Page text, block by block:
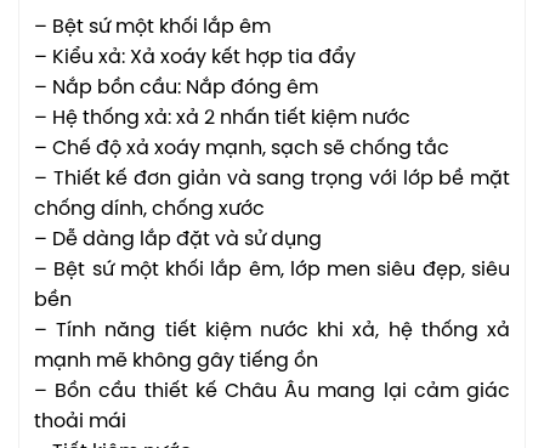
– Bệt sứ một khối lắp êm
– Kiểu xả: Xả xoáy kết hợp tia đẩy
– Nắp bồn cầu: Nắp đóng êm
– Hệ thống xả: xả 2 nhấn tiết kiệm nước
– Chế độ xả xoáy mạnh, sạch sẽ chống tắc
– Thiết kế đơn giản và sang trọng với lớp bề mặt
chống dính, chống xước
– Dễ dàng lắp đặt và sử dụng
– Bệt sứ một khối lắp êm, lớp men siêu đẹp, siêu
bền
– Tính năng tiết kiệm nước khi xả, hệ thống xả
mạnh mẽ không gây tiếng ồn
– Bồn cầu thiết kế Châu Âu mang lại cảm giác
thoải mái